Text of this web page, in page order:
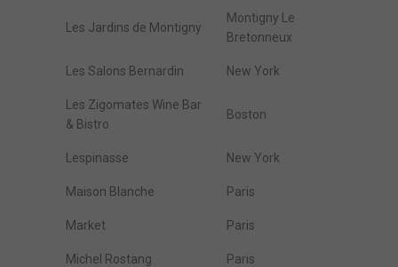
Les Jardins de Montigny
Montigny Le
Bretonneux
Les Salons Bernardin New York
Les Zigomates Wine Bar
& Bistro
Boston
Lespinasse New York
Maison Blanche Paris
Market Paris
Michel Rostang Paris